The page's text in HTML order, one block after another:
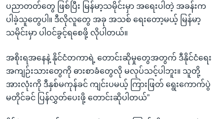
ပညာတတ်တွေ ဖြစ်ပြီး မြန်မာ့သမိုင်းမှာ အရေးပါတဲ့ အခန်းက
ပါခဲ့သူတွေပါ။ ဒီလိုလူတွေ အခု အသစ် ရေးတော့မယ့် မြန်မာ့
သမိုင်းမှာ ပါဝင်ခွင့်ရစေဖို့ လိုပါတယ်။
အစိုးရအနေနဲ့ နိုင်ငံတကာရဲ့ တောင်းဆိုမှုတွေအတွက် ဒီနိုင်ငံရေး
အကျဉ်းသားတွေကို ဓားစာခံတွေလို မလုပ်သင့်ပါဘူး။ သူတို့
အားလုံးကို ဒီနှစ်မကုန်ခင် ကျင်းပမယ့် ကြားဖြတ် ရွေးကောက်ပွဲ
မတိုင်ခင် ပြန်လွှတ်ပေးဖို့ တောင်းဆိုပါတယ်”